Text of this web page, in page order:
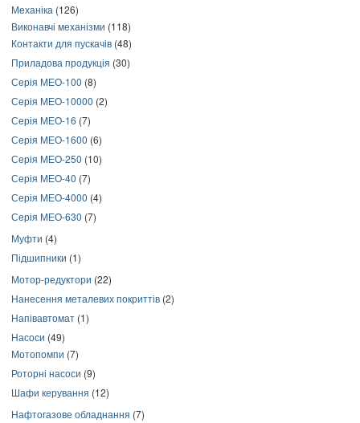
Механіка (126)
Виконавчі механізми (118)
Контакти для пускачів (48)
Приладова продукція (30)
Серія МЕО-100 (8)
Серія МЕО-10000 (2)
Серія МЕО-16 (7)
Серія МЕО-1600 (6)
Серія МЕО-250 (10)
Серія МЕО-40 (7)
Серія МЕО-4000 (4)
Серія МЕО-630 (7)
Муфти (4)
Підшипники (1)
Мотор-редуктори (22)
Нанесення металевих покриттів (2)
Напівавтомат (1)
Насоси (49)
Мотопомпи (7)
Роторні насоси (9)
Шафи керування (12)
Нафтогазове обладнання (7)